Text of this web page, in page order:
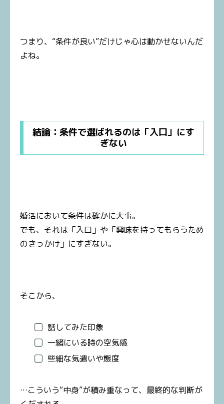
つまり、“条件が良い”だけじゃ心は動かせないんだ
よね。
結論：条件で選ばれるのは「入口」にす
ぎない
婚活において条件は確かに大事。
でも、それは「入口」や「興味を持ってもらうため
のきっかけ」にすぎない。
そこから、
話してみた印象
一緒にいる時の空気感
些細な気遣いや態度
…こういう“中身”が積み重なって、最終的な判断が